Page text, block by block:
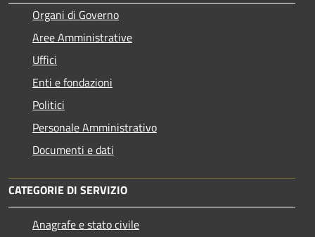
Organi di Governo
Aree Amministrative
Uffici
Enti e fondazioni
Politici
Personale Amministrativo
Documenti e dati
CATEGORIE DI SERVIZIO
Anagrafe e stato civile